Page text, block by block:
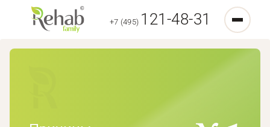
+7 (495) 121-48-31